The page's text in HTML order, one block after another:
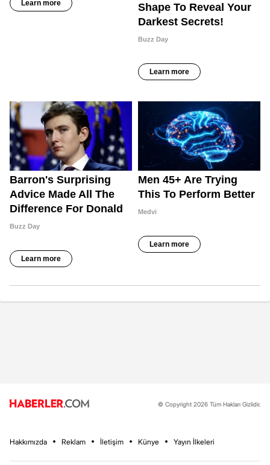
© Copyright 2026 Tüm Hakları Gizlidir.
Hakkımızda Reklam İletişim Künye Yayın İlkeleri